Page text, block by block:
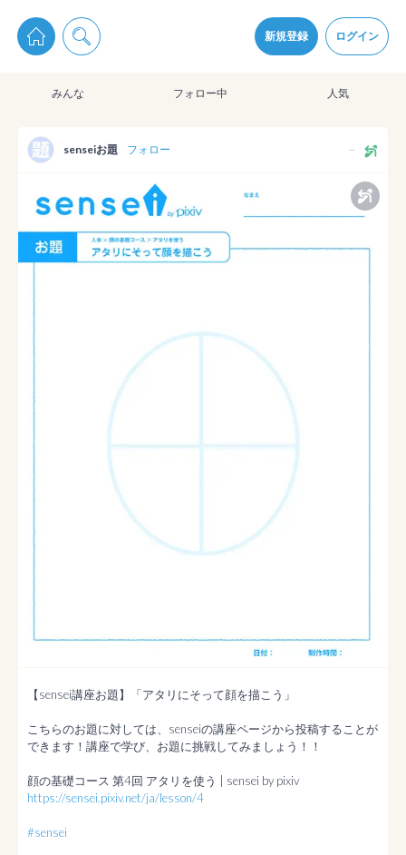
新規登録 ログイン
pixiv Sketchは2024年5月28日付で プライパシーポリシーを改定しました。
通知を受け取るにはここをクリックします
pixiv Sketchアプリでさらに快適に！
みんな フォロー中 人気
senseiお題 フォロー --
【sensei講座お題】「アタリにそって顔を描こう」
こちらのお題に対しては、senseiの講座ページから投稿することが
できます！講座で学び、お題に挑戦してみましょう！！
https://sensei.pixiv.net/ja/lesson/4
#sensei